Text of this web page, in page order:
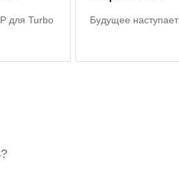
для Turbo
Будущее наступает